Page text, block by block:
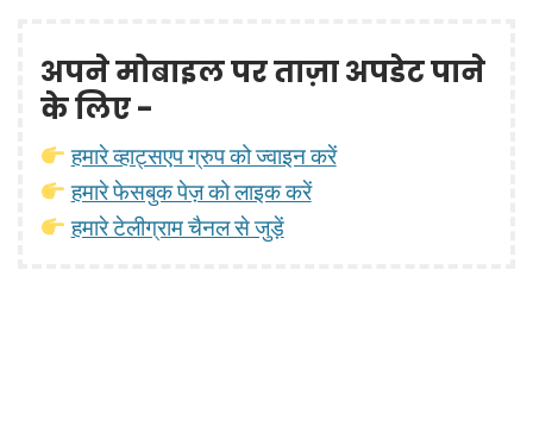
अपने मोबाइल पर ताज़ा अपडेट पाने
के लिए -
हमारे व्हाट्सएप ग्रुप को ज्वाइन करें
हमारे फेसबुक पेज़ को लाइक करें
हमारे टेलीग्राम चैनल से जुड़ें